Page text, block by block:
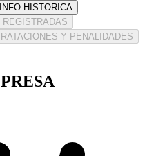
INFO HISTORICA
REGISTRADAS
Y PENALIDADES